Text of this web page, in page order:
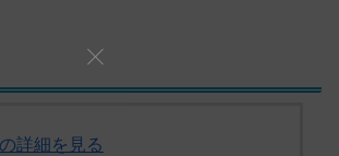
詳細を見る